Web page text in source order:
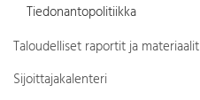
Tiedonantopolitiikka
Taloudelliset raportit ja materiaalit
Sijoittajakalenteri